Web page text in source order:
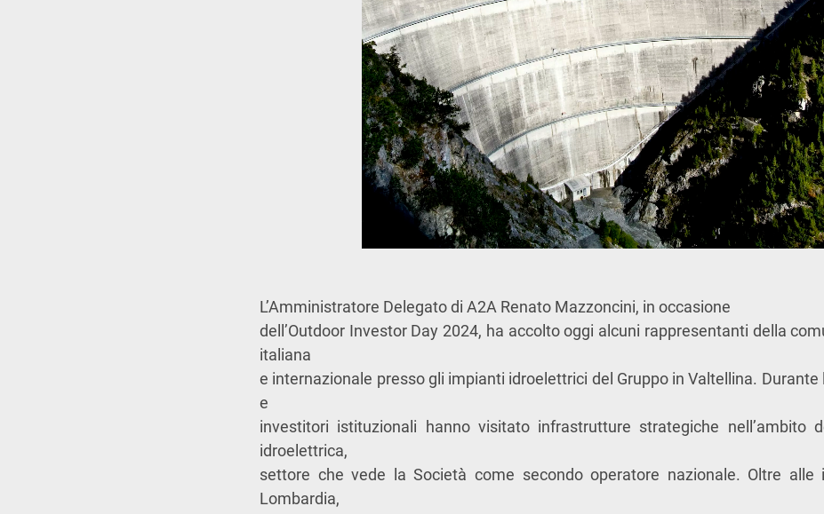
L’Amministratore Delegato di A2A Renato Mazzoncini, in occasione
dell’Outdoor Investor Day 2024, ha accolto oggi alcuni rappresentanti della
italiana
e internazionale presso gli impianti idroelettrici del Gruppo in Valtellina. Durante
e
investitori istituzionali hanno visitato infrastrutture strategiche nell’ambito
idroelettrica,
settore che vede la Società come secondo operatore nazionale. Oltre alle
Lombardia,